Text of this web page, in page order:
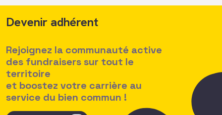
Devenir adhérent
Rejoignez la communauté active
des fundraisers sur tout le
territoire
et boostez votre carrière au
service du bien commun !